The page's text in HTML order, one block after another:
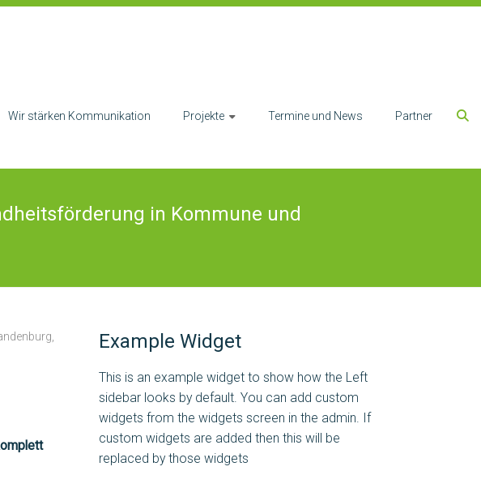
Wir stärken Kommunikation Projekte Termine und News Partner
in Kommune und
Example Widget
This is an example widget to show how the Left
sidebar looks by default. You can add custom
widgets from the widgets screen in the admin. If
custom widgets are added then this will be
replaced by those widgets